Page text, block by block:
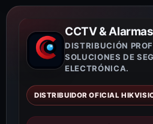
CCTV & Alarmas
DISTRIBUCIÓN
SOLUCIONES DE
ELECTRÓNICA.
DISTRIBUIDOR OFICIAL